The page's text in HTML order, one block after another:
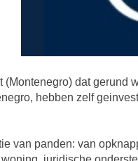
dat gerund
hebben zelf
van panden: van